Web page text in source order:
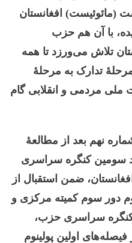
(مائوئیست) افغانستان
با آن هم حزب
تلاش می‌ورزد تا همه‌
مرحلۀ تدارک به مرحلۀ
ملی مردمی و انقلابی گام
نهم بعد از مطالعۀ
سومین کنگره سراسری
ضمن استقبال از
دور سوم کمیته مرکزی و
سراسری حزب،
اولین پولینوم